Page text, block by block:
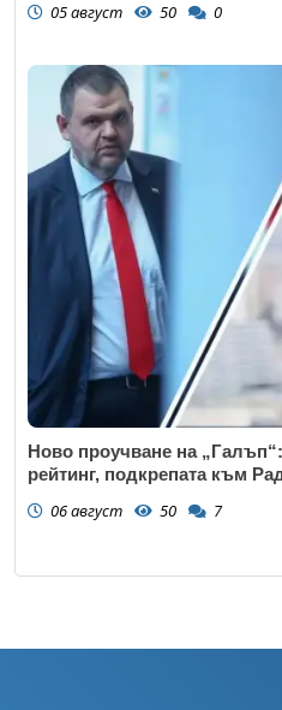
05 август 50 0
Ново проучване на
рейтинг, подкрепата към
06 август 50 7